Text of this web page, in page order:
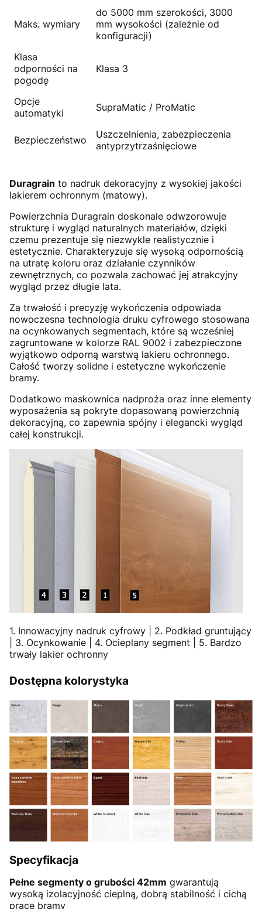
Maks. wymiary
do 5000 mm szerokości, 3000
mm wysokości (zależnie od
konfiguracji)
Klasa
odporności na
pogodę
Klasa 3
Opcje
automatyki
SupraMatic / ProMatic
Bezpieczeństwo
Uszczelnienia, zabezpieczenia
antyprzytrzaśnięciowe
Duragrain to nadruk dekoracyjny z wysokiej jakości
lakierem ochronnym (matowy).
Powierzchnia Duragrain doskonale odwzorowuje
strukturę i wygląd naturalnych materiałów, dzięki
czemu prezentuje się niezwykle realistycznie i
estetycznie. Charakteryzuje się wysoką odpornością
na utratę koloru oraz działanie czynników
zewnętrznych, co pozwala zachować jej atrakcyjny
wygląd przez długie lata.
Za trwałość i precyzję wykończenia odpowiada
nowoczesna technologia druku cyfrowego stosowana
na ocynkowanych segmentach, które są wcześniej
zagruntowane w kolorze RAL 9002 i zabezpieczone
wyjątkowo odporną warstwą lakieru ochronnego.
Całość tworzy solidne i estetyczne wykończenie
bramy.
Dodatkowo maskownica nadproża oraz inne elementy
wyposażenia są pokryte dopasowaną powierzchnią
dekoracyjną, co zapewnia spójny i elegancki wygląd
całej konstrukcji.
1. Innowacyjny nadruk cyfrowy | 2. Podkład gruntujący
| 3. Ocynkowanie | 4. Ocieplany segment | 5. Bardzo
trwały lakier ochronny
Dostępna kolorystyka
Specyfikacja
Pełne segmenty o grubości 42mm gwarantują
wysoką izolacyjność cieplną, dobrą stabilność i cichą
pracę bramy